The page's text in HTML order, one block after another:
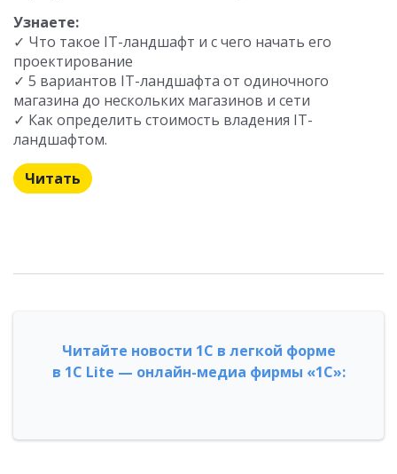
Узнаете:
✓ Что такое IT-ландшафт и с чего начать его
проектирование
✓ 5 вариантов IT-ландшафта от одиночного
магазина до нескольких магазинов и сети
✓ Как определить стоимость владения IT-
ландшафтом.
Читать
Читайте новости 1С в легкой форме
в 1С Lite — онлайн-медиа фирмы «1С»: